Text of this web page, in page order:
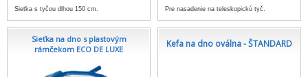
Sieťka s tyčou dlhou 150 cm. Pre nasadenie na teleskopickú tyč.
Sieťka na dno s plastovým
rámčekom ECO DE LUXE
Kefa na dno oválna - ŠTANDARD